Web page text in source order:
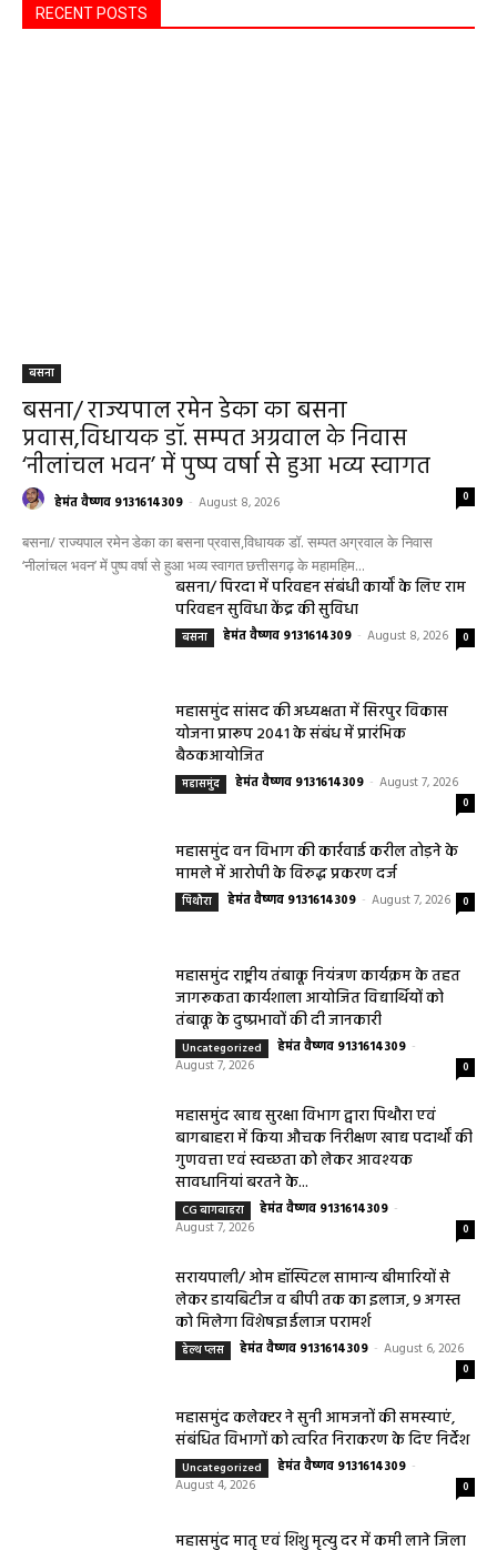
RECENT POSTS
बसना
बसना/ राज्यपाल रमेन डेका का बसना
प्रवास,विधायक डॉ. सम्पत अग्रवाल के निवास
‘नीलांचल भवन’ में पुष्प वर्षा से हुआ भव्य स्वागत
हेमंत वैष्णव 9131614309 - August 8, 2026 0
बसना/ राज्यपाल रमेन डेका का बसना प्रवास,विधायक डॉ. सम्पत अग्रवाल के निवास
‘नीलांचल भवन’ में पुष्प वर्षा से हुआ भव्य स्वागत छत्तीसगढ़ के महामहिम...
बसना/ पिरदा में परिवहन संबंधी कार्यों के लिए राम
परिवहन सुविधा केंद्र की सुविधा
बसना हेमंत वैष्णव 9131614309 - August 8, 2026 0
महासमुंद सांसद की अध्यक्षता में सिरपुर विकास
योजना प्रारूप 2041 के संबंध में प्रारंभिक
बैठकआयोजित
महासमुंद हेमंत वैष्णव 9131614309 - August 7, 2026
0
महासमुंद वन विभाग की कार्रवाई करील तोड़ने के
मामले में आरोपी के विरुद्ध प्रकरण दर्ज
पिथौरा हेमंत वैष्णव 9131614309 - August 7, 2026 0
महासमुंद राष्ट्रीय तंबाकू नियंत्रण कार्यक्रम के तहत
जागरूकता कार्यशाला आयोजित विद्यार्थियों को
तंबाकू के दुष्प्रभावों की दी जानकारी
Uncategorized हेमंत वैष्णव 9131614309 -
August 7, 2026
0
महासमुंद खाद्य सुरक्षा विभाग द्वारा पिथौरा एवं
बागबाहरा में किया औचक निरीक्षण खाद्य पदार्थों की
गुणवत्ता एवं स्वच्छता को लेकर आवश्यक
सावधानियां बरतने के...
CG बागबाहरा हेमंत वैष्णव 9131614309 -
August 7, 2026
0
सरायपाली/ ओम हॉस्पिटल सामान्य बीमारियों से
लेकर डायबिटीज व बीपी तक का इलाज, 9 अगस्त
को मिलेगा विशेषज्ञ ईलाज परामर्श
हेल्थ प्लस हेमंत वैष्णव 9131614309 - August 6, 2026
0
महासमुंद कलेक्टर ने सुनी आमजनों की समस्याएं,
संबंधित विभागों को त्वरित निराकरण के दिए निर्देश
Uncategorized हेमंत वैष्णव 9131614309 -
August 4, 2026
0
महासमुंद मातृ एवं शिशु मृत्यु दर में कमी लाने जिला